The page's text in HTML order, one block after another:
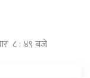
८ : ४९ बजे